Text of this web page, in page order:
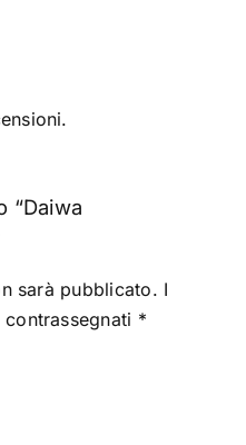
“Daiwa
sarà pubblicato. I
*